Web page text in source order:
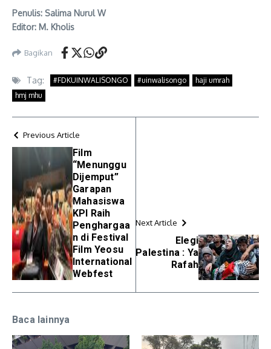
Penulis: Salima Nurul W
Editor: M. Kholis
Bagikan
Tag: #FDKUINWALISONGO #uinwalisongo
haji umrah
hmj mhu
Previous Article
Film
“Menunggu
Dijemput”
Garapan
Mahasiswa
KPI Raih
Penghargaa
n di Festival
Film Yeosu
International
Webfest
Next Article
Elegi
Palestina : Ya
Rafah
Baca lainnya